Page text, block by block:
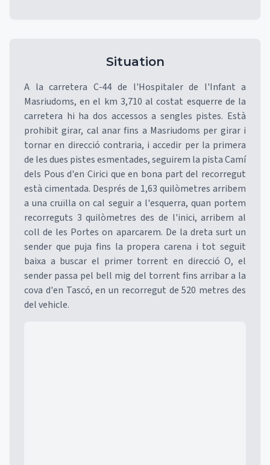
Situation
A la carretera C-44 de l'Hospitaler de l'Infant a
Masriudoms, en el km 3,710 al costat esquerre de la
carretera hi ha dos accessos a sengles pistes. Està
prohibit girar, cal anar fins a Masriudoms per girar i
tornar en direcció contraria, i accedir per la primera
de les dues pistes esmentades, seguirem la pista Camí
dels Pous d'en Cirici que en bona part del recorregut
està cimentada. Després de 1,63 quilòmetres arribem
a una cruïlla on cal seguir a l'esquerra, quan portem
recorreguts 3 quilòmetres des de l'inici, arribem al
coll de les Portes on aparcarem. De la dreta surt un
sender que puja fins la propera carena i tot seguit
baixa a buscar el primer torrent en direcció O, el
sender passa pel bell mig del torrent fins arribar a la
cova d'en Tascó, en un recorregut de 520 metres des
del vehicle.